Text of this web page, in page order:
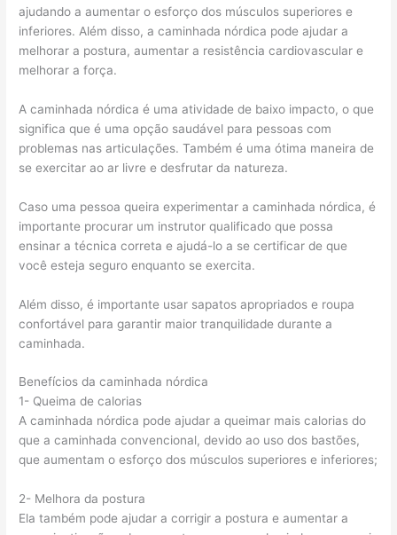
ajudando a aumentar o esforço dos músculos superiores e
inferiores. Além disso, a caminhada nórdica pode ajudar a
melhorar a postura, aumentar a resistência cardiovascular e
melhorar a força.
A caminhada nórdica é uma atividade de baixo impacto, o que
significa que é uma opção saudável para pessoas com
problemas nas articulações. Também é uma ótima maneira de
se exercitar ao ar livre e desfrutar da natureza.
Caso uma pessoa queira experimentar a caminhada nórdica, é
importante procurar um instrutor qualificado que possa
ensinar a técnica correta e ajudá-lo a se certificar de que
você esteja seguro enquanto se exercita.
Além disso, é importante usar sapatos apropriados e roupa
confortável para garantir maior tranquilidade durante a
caminhada.
Benefícios da caminhada nórdica
1- Queima de calorias
A caminhada nórdica pode ajudar a queimar mais calorias do
que a caminhada convencional, devido ao uso dos bastões,
que aumentam o esforço dos músculos superiores e inferiores;
2- Melhora da postura
Ela também pode ajudar a corrigir a postura e aumentar a